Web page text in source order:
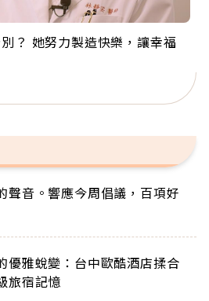
？ 她努力製造快樂，讓幸福
為台灣奉獻36年 「台灣是我
語！」
台灣找快樂！「蛋黃哥小
上萬爺奶：退休後才開始真
錄 成為全球最年長羽球選
來是「這個」
黑手阿伯拉小提琴還登上小
聲音。響應今周倡議，百項好
優雅蛻變：台中歐酷酒店揉合
旅宿記憶